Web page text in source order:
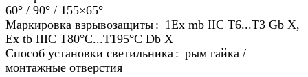
60° / 90° / 155×65°
Маркировка взрывозащиты : 1Ex mb IIC T6...T3 Gb X,
Ex tb IIIC T80°C...T195°C Db X
Способ установки светильника : рым гайка /
монтажные отверстия